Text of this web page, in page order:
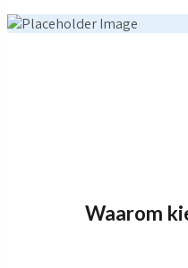
Waarom